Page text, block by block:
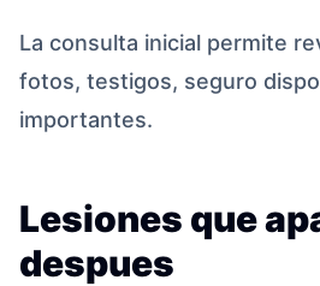
La consulta inicial permite
fotos, testigos, seguro
importantes.
Lesiones que
despues